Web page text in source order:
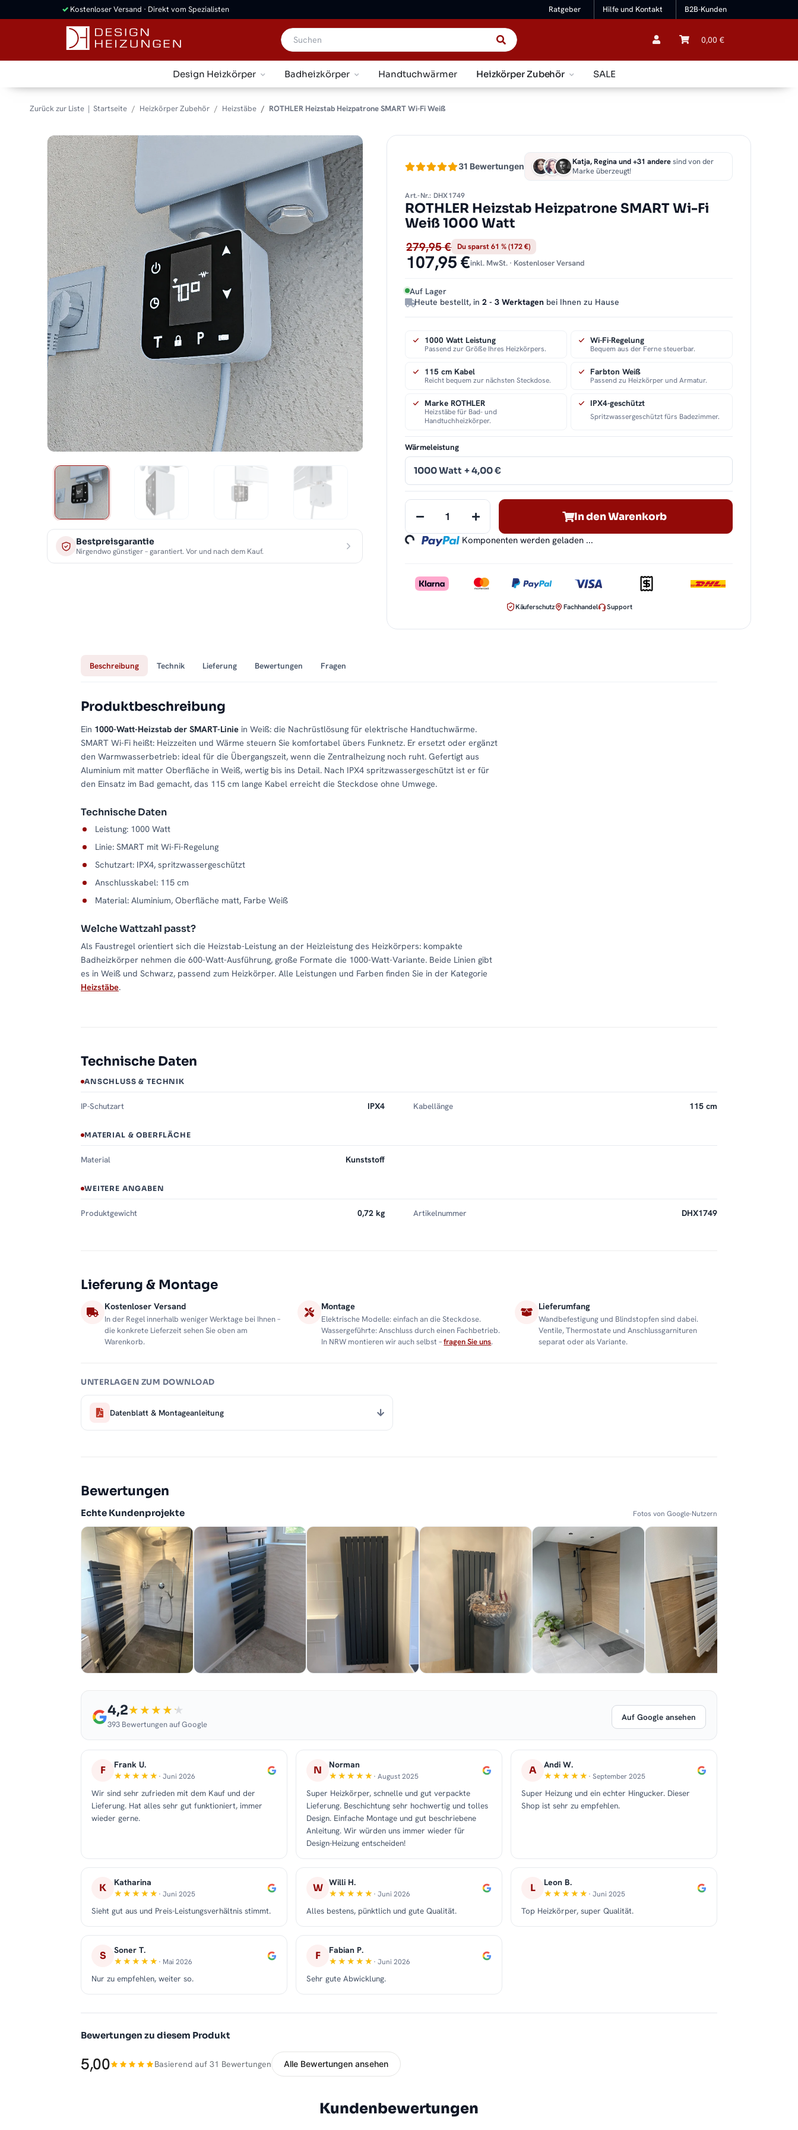
Ratgeber Hilfe und Kontakt B2B-Kunden
✓ Kostenloser Versand · Direkt vom Spezialisten
0,00 €
Design Heizkörper Badheizkörper Handtuchwärmer Heizkörper Zubehör SALE
Zurück zur Liste Startseite Heizkörper Zubehör Heizstäbe ROTHLER Heizstab Heizpatrone SMART Wi-Fi Weiß
Bestpreisgarantie
Nirgendwo günstiger – garantiert. Vor und nach dem Kauf.
31 Bewertungen Katja, Regina und +31 anderesind von der
Marke überzeugt!
Art.-Nr.: DHX1749
ROTHLER Heizstab Heizpatrone SMART Wi-Fi
Weiß 1000 Watt
279,95 € Du sparst 61 % (172 €)
107,95 €inkl. MwSt. · Kostenloser Versand
Auf Lager
Heute bestellt, in2 - 3 Werktagen bei Ihnen zu Hause
1000 Watt Leistung
Passend zur Größe Ihres Heizkörpers.
Wi-Fi-Regelung
Bequem aus der Ferne steuerbar.
115 cm Kabel
Reicht bequem zur nächsten Steckdose.
Farbton Weiß
Passend zu Heizkörper und Armatur.
Marke ROTHLER
Heizstäbe für Bad- und
Handtuchheizkörper.
IPX4-geschützt
Spritzwassergeschützt fürs Badezimmer.
Wärmeleistung
1000 Watt + 4,00 €
In den Warenkorb
Loading... Komponenten werden geladen ...
Käuferschutz Fachhandel Support
Beschreibung Technik Lieferung Bewertungen Fragen
Produktbeschreibung
Ein 1000-Watt-Heizstab der SMART-Linie in Weiß: die Nachrüstlösung für elektrische Handtuchwärme.
SMART Wi-Fi heißt: Heizzeiten und Wärme steuern Sie komfortabel übers Funknetz. Er ersetzt oder ergänzt
den Warmwasserbetrieb: ideal für die Übergangszeit, wenn die Zentralheizung noch ruht. Gefertigt aus
Aluminium mit matter Oberfläche in Weiß, wertig bis ins Detail. Nach IPX4 spritzwassergeschützt ist er für
den Einsatz im Bad gemacht, das 115 cm lange Kabel erreicht die Steckdose ohne Umwege.
Technische Daten
Leistung: 1000 Watt
Linie: SMART mit Wi-Fi-Regelung
Schutzart: IPX4, spritzwassergeschützt
Anschlusskabel: 115 cm
Material: Aluminium, Oberfläche matt, Farbe Weiß
Welche Wattzahl passt?
Als Faustregel orientiert sich die Heizstab-Leistung an der Heizleistung des Heizkörpers: kompakte
Badheizkörper nehmen die 600-Watt-Ausführung, große Formate die 1000-Watt-Variante. Beide Linien gibt
es in Weiß und Schwarz, passend zum Heizkörper. Alle Leistungen und Farben finden Sie in der Kategorie
Heizstäbe.
Technische Daten
ANSCHLUSS & TECHNIK
IP-Schutzart IPX4 Kabellänge 115 cm
MATERIAL & OBERFLÄCHE
Material Kunststoff
WEITERE ANGABEN
Produktgewicht 0,72 kg Artikelnummer DHX1749
Lieferung & Montage
Kostenloser Versand
In der Regel innerhalb weniger Werktage bei Ihnen –
die konkrete Lieferzeit sehen Sie oben am
Warenkorb.
Montage
Elektrische Modelle: einfach an die Steckdose.
Wassergeführte: Anschluss durch einen Fachbetrieb.
In NRW montieren wir auch selbst –fragen Sie uns.
Lieferumfang
Wandbefestigung und Blindstopfen sind dabei.
Ventile, Thermostate und Anschlussgarnituren
separat oder als Variante.
UNTERLAGEN ZUM DOWNLOAD
Datenblatt & Montageanleitung
Bewertungen
Echte Kundenprojekte Fotos von Google-Nutzern
4,2
393 Bewertungen auf Google
Auf Google ansehen
F Frank U.
· Juni 2026
Wir sind sehr zufrieden mit dem Kauf und der
Lieferung. Hat alles sehr gut funktioniert, immer
wieder gerne.
N Norman
· August 2025
Super Heizkörper, schnelle und gut verpackte
Lieferung. Beschichtung sehr hochwertig und tolles
Design. Einfache Montage und gut beschriebene
Anleitung. Wir würden uns immer wieder für
Design-Heizung entscheiden!
A Andi W.
· September 2025
Super Heizung und ein echter Hingucker. Dieser
Shop ist sehr zu empfehlen.
K Katharina
· Juni 2025
Sieht gut aus und Preis-Leistungsverhältnis stimmt.
W Willi H.
· Juni 2026
Alles bestens, pünktlich und gute Qualität.
L Leon B.
· Juni 2025
Top Heizkörper, super Qualität.
S Soner T.
· Mai 2026
Nur zu empfehlen, weiter so.
F Fabian P.
· Juni 2026
Sehr gute Abwicklung.
Bewertungen zu diesem Produkt
5,00 Basierend auf 31 Bewertungen Alle Bewertungen ansehen
Kundenbewertungen